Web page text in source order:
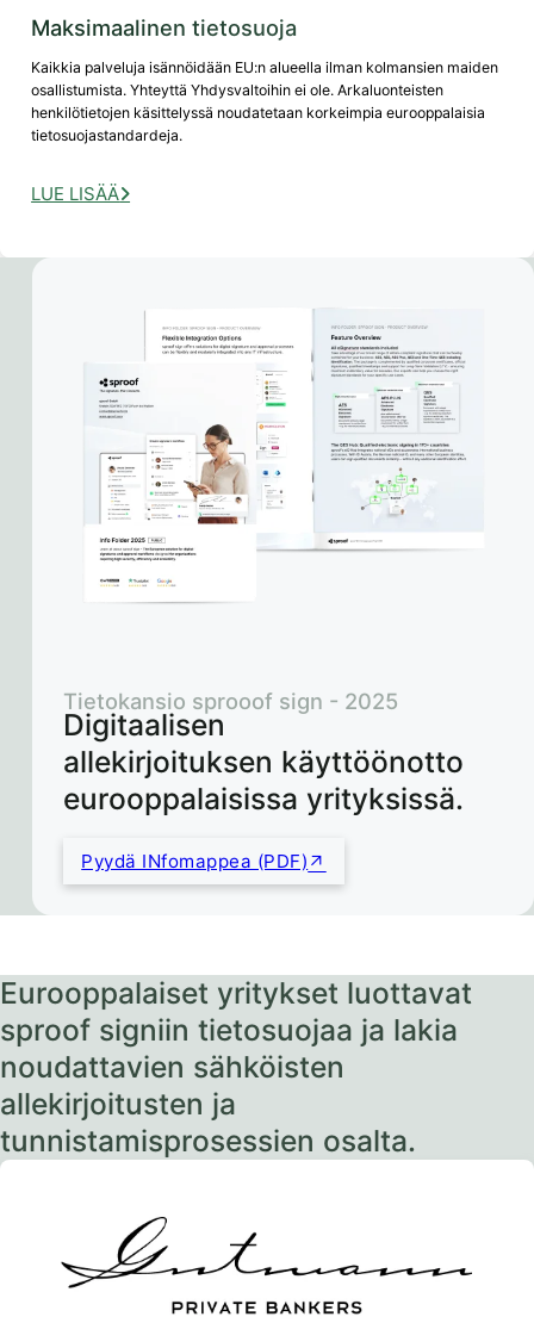
Maksimaalinen tietosuoja
Kaikkia palveluja isännöidään EU:n alueella ilman kolmansien maiden
osallistumista. Yhteyttä Yhdysvaltoihin ei ole. Arkaluonteisten
henkilötietojen käsittelyssä noudatetaan korkeimpia eurooppalaisia
tietosuojastandardeja.
LUE LISÄÄ
Digitaalisen
allekirjoituksen käyttöönotto
eurooppalaisissa yrityksissä.
Tietokansio sprooof sign - 2025
Pyydä INfomappea (PDF)
Eurooppalaiset yritykset luottavat
sproof signiin tietosuojaa ja lakia
noudattavien sähköisten
allekirjoitusten ja
tunnistamisprosessien osalta.